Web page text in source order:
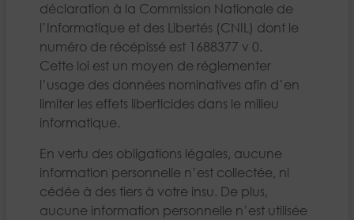
déclaration à la Commission Nationale de
l’Informatique et des Libertés (CNIL) dont le
numéro de récépissé est 1688377 v 0.
Cette loi est un moyen de réglementer
l’usage des données nominatives afin d’en
limiter les effets liberticides dans le milieu
informatique.
En vertu des obligations légales, aucune
information personnelle n’est collectée, ni
cédée à des tiers à votre insu. De plus,
aucune information personnelle n’est utilisée